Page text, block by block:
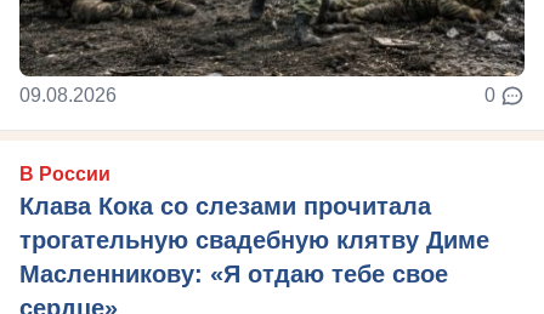
09.08.2026 0
В России
Клава Кока со слезами прочитала
трогательную свадебную клятву Диме
Масленникову: «Я отдаю тебе свое
сердце»